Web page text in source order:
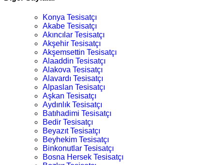
Konya Tesisatçı
Akabe Tesisatçı
Akıncılar Tesisatçı
Akşehir Tesisatçı
Akşemsettin Tesisatçı
Alaaddin Tesisatçı
Alakova Tesisatçı
Alavardı Tesisatçı
Alpaslan Tesisatçı
Aşkan Tesisatçı
Aydınlık Tesisatçı
Batıhadimi Tesisatçı
Bedir Tesisatçı
Beyazıt Tesisatçı
Beyhekim Tesisatçı
Binkonutlar Tesisatçı
Bosna Hersek Tesisatçı